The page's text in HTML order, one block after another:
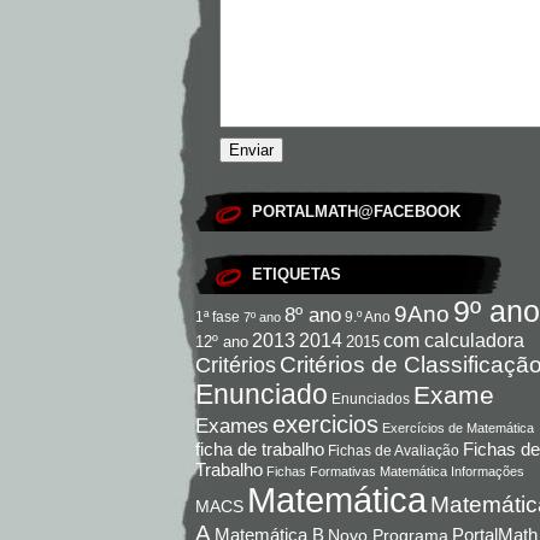
PORTALMATH@FACEBOOK
ETIQUETAS
1ª fase 7º ano 8º ano 9.º Ano 9Ano 9º ano
12º ano 2013 2014 2015 com calculadora
Critérios Critérios de
Enunciado Enunciados Exame
Exames exercicios Exercícios de Matemática
ficha de trabalho Fichas de Avaliação Fichas de
Trabalho Fichas Formativas Matemática Informações
MACS Matemática
A Matemática B Novo Programa PortalMath